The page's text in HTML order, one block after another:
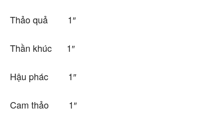
Thảo quả 1″
Thần khúc 1″
Hậu phác 1″
Cam thảo 1″